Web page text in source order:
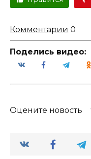
Комментарии 0
Поделись видео:
Оцените новость